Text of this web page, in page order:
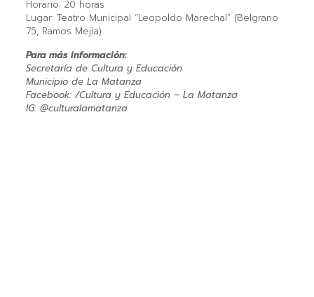
Horario: 20 horas
Lugar: Teatro Municipal “Leopoldo Marechal” (Belgrano
75, Ramos Mejía)
Para más información:
Secretaría de Cultura y Educación
Municipio de La Matanza
Facebook: /Cultura y Educación – La Matanza
IG: @culturalamatanza